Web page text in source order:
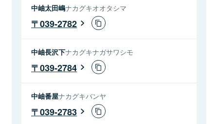
中岫太田嶋ナカグキオオタシマ
039-2782
中岫長沢下ナカグキナガサワシモ
039-2784
中岫番屋ナカグキバンヤ
039-2783